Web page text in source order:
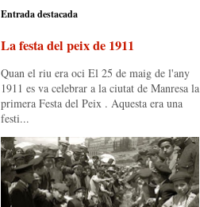
Entrada destacada
La festa del peix de 1911
Quan el riu era oci El 25 de maig de l'any
1911 es va celebrar a la ciutat de Manresa la
primera Festa del Peix . Aquesta era una
festi...